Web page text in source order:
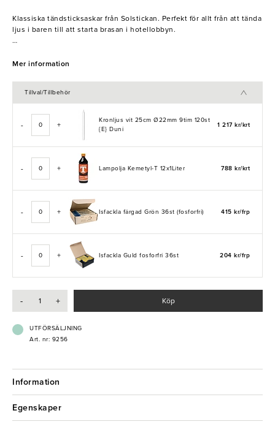
Klassiska tändsticksaskar från Solstickan. Perfekt för allt från att tända
ljus i baren till att starta brasan i hotellobbyn.
Mer information
Tillval/Tillbehör
- +
Kronljus vit 25cm Ø22mm 9tim 120st
{E} Duni
1 217 kr/krt
- + Lampolja Kemetyl-T 12x1Liter 788 kr/krt
- + Isfackla färgad Grön 36st (fosforfri) 415 kr/frp
- + Isfackla Guld fosforfri 36st 204 kr/frp
- + Köp
UTFÖRSÄLJNING
Art. nr: 9256
Information
Egenskaper